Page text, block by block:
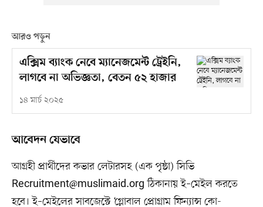
আরও পড়ুন
এক্সিম ব্যাংক নেবে ম্যানেজমেন্ট ট্রেইনি,
লাগবে না অভিজ্ঞতা, বেতন ৫২ হাজার
১৪ মার্চ ২০২৫
আবেদন যেভাবে
আগ্রহী প্রার্থীদের কভার লেটারসহ (এক পৃষ্ঠা) সিভি
Recruitment@muslimaid.org ঠিকানায় ই–মেইল করতে
হবে। ই–মেইলের সাবজেক্টে ‘গ্লোবাল প্রোগ্রাম ফিন্যান্স কো-